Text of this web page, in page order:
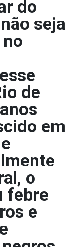
do
seja
de
em
o
febre
e